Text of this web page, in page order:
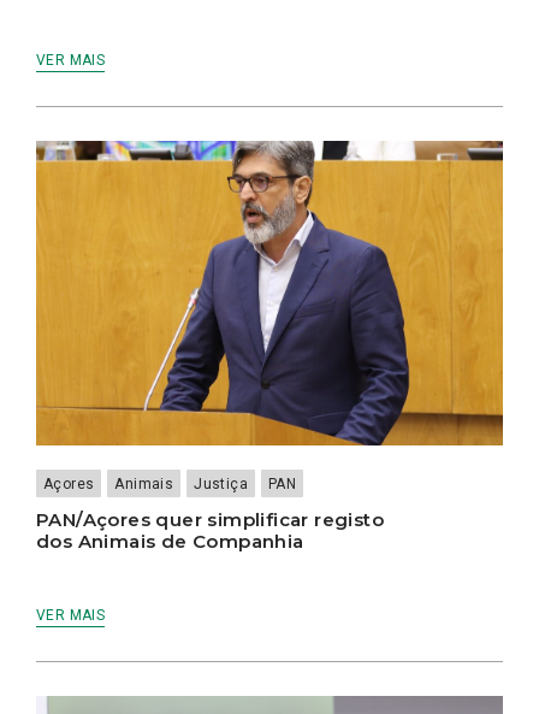
VER MAIS
Açores Animais Justiça PAN
PAN/Açores quer simplificar registo
dos Animais de Companhia
VER MAIS